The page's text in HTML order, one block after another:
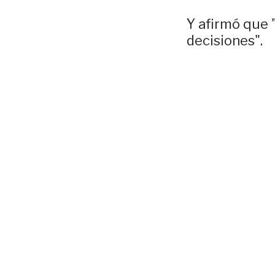
Y afirmó que
decisiones".